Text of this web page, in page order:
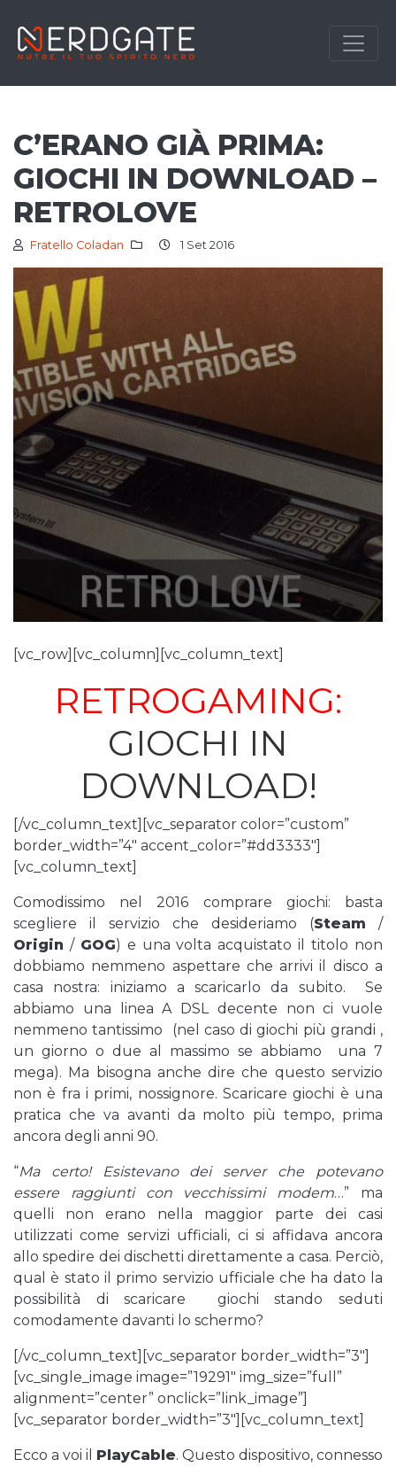
C’ERANO GIÀ PRIMA:
GIOCHI IN DOWNLOAD –
RETROLOVE
Fratello Coladan 1 Set 2016
[vc_row][vc_column][vc_column_text]
RETROGAMING:
GIOCHI IN
DOWNLOAD!
[/vc_column_text][vc_separator color=”custom”
border_width=”4″ accent_color=”#dd3333″]
[vc_column_text]
Comodissimo nel 2016 comprare giochi: basta
scegliere il servizio che desideriamo (Steam /
Origin / GOG) e una volta acquistato il titolo non
dobbiamo nemmeno aspettare che arrivi il disco a
casa nostra: iniziamo a scaricarlo da subito. Se
abbiamo una linea A DSL decente non ci vuole
nemmeno tantissimo (nel caso di giochi più grandi ,
un giorno o due al massimo se abbiamo una 7
mega). Ma bisogna anche dire che questo servizio
non è fra i primi, nossignore. Scaricare giochi è una
pratica che va avanti da molto più tempo, prima
ancora degli anni 90.
“Ma certo! Esistevano dei server che potevano
essere raggiunti con vecchissimi modem…” ma
quelli non erano nella maggior parte dei casi
utilizzati come servizi ufficiali, ci si affidava ancora
allo spedire dei dischetti direttamente a casa. Perciò,
qual è stato il primo servizio ufficiale che ha dato la
possibilità di scaricare giochi stando seduti
comodamente davanti lo schermo?
[/vc_column_text][vc_separator border_width=”3″]
[vc_single_image image=”19291″ img_size=”full”
alignment=”center” onclick=”link_image”]
[vc_separator border_width=”3″][vc_column_text]
Ecco a voi il PlayCable. Questo dispositivo, connesso